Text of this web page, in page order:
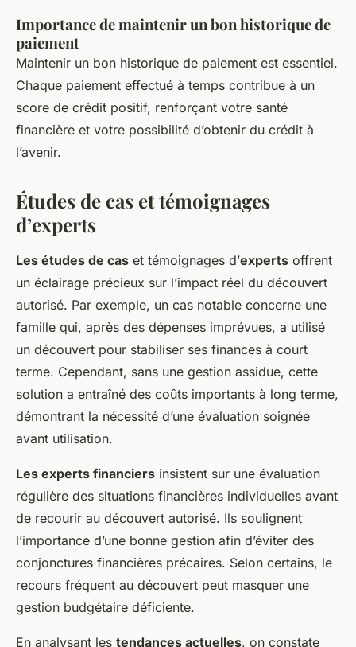
Importance de maintenir un bon historique de
paiement
Maintenir un bon historique de paiement est essentiel.
Chaque paiement effectué à temps contribue à un
score de crédit positif, renforçant votre santé
financière et votre possibilité d’obtenir du crédit à
l’avenir.
Études de cas et témoignages
d’experts
Les études de cas et témoignages d’experts offrent
un éclairage précieux sur l’impact réel du découvert
autorisé. Par exemple, un cas notable concerne une
famille qui, après des dépenses imprévues, a utilisé
un découvert pour stabiliser ses finances à court
terme. Cependant, sans une gestion assidue, cette
solution a entraîné des coûts importants à long terme,
démontrant la nécessité d’une évaluation soignée
avant utilisation.
Les experts financiers insistent sur une évaluation
régulière des situations financières individuelles avant
de recourir au découvert autorisé. Ils soulignent
l’importance d’une bonne gestion afin d’éviter des
conjonctures financières précaires. Selon certains, le
recours fréquent au découvert peut masquer une
gestion budgétaire déficiente.
En analysant les tendances actuelles, on constate